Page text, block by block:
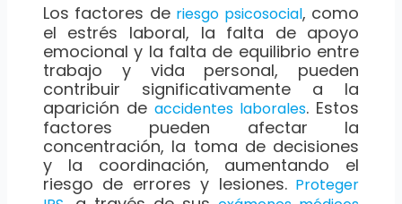
Los factores de riesgo psicosocial, como
el estrés laboral, la falta de apoyo
emocional y la falta de equilibrio entre
trabajo y vida personal, pueden
contribuir significativamente a la
aparición de accidentes laborales. Estos
factores pueden afectar la
concentración, la toma de decisiones
y la coordinación, aumentando el
riesgo de errores y lesiones.Proteger